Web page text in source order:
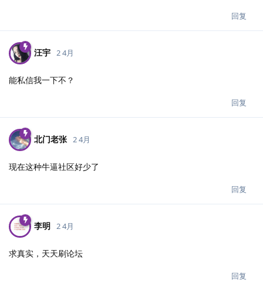
回复
汪宇 2 4月
能私信我一下不？
回复
北门老张 2 4月
现在这种牛逼社区好少了
回复
李明 2 4月
求真实，天天刷论坛
回复